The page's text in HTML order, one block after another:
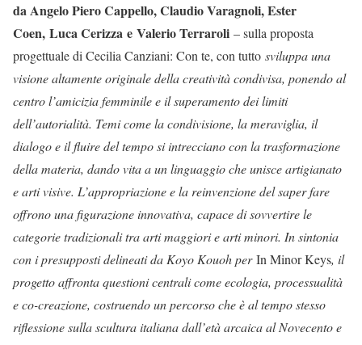
da Angelo Piero Cappello, Claudio Varagnoli, Ester
Coen, Luca Cerizza e Valerio Terraroli – sulla proposta
progettuale di Cecilia Canziani: Con te, con tutto sviluppa una
visione altamente originale della creatività condivisa, ponendo al
centro l’amicizia femminile e il superamento dei limiti
dell’autorialità. Temi come la condivisione, la meraviglia, il
dialogo e il fluire del tempo si intrecciano con la trasformazione
della materia, dando vita a un linguaggio che unisce artigianato
e arti visive. L’appropriazione e la reinvenzione del saper fare
offrono una figurazione innovativa, capace di sovvertire le
categorie tradizionali tra arti maggiori e arti minori. In sintonia
con i presupposti delineati da Koyo Kouoh perIn Minor Keys, il
progetto affronta questioni centrali come ecologia, processualità
e co-creazione, costruendo un percorso che è al tempo stesso
riflessione sulla scultura italiana dall’età arcaica al Novecento e